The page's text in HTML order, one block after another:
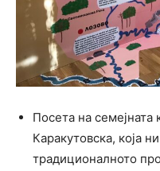
Посета на семејната
Каракутовска, која
традиционалното